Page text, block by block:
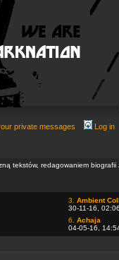
private messages
Log in
tekstów, redagowaniem biografii
3. Ambient
30-11-16,
6. Achaja
04-05-16,